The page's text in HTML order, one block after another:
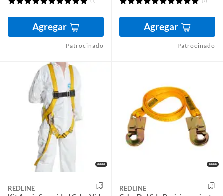
Agregar
Patrocinado
Agregar
Patrocinado
REDLINE REDLINE